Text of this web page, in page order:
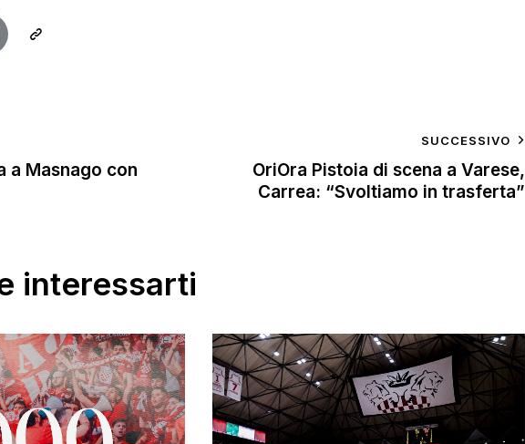
a Masnago con
SUCCESSIVO
OriOra Pistoia di scena a Varese,
Carrea: “Svoltiamo in trasferta”
interessarti